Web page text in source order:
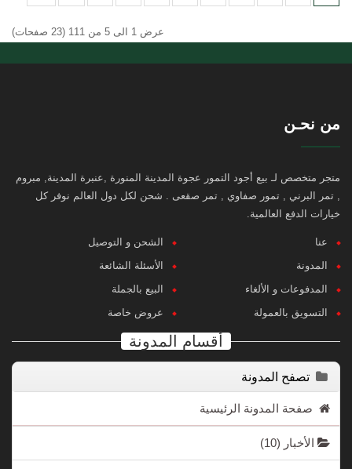
عرض 1 الى 5 من 111 (23 صفحات)
من نحـن
متجر متخصص لـ بيع أجود التمور عجوة المدينة المنورة ,عنبرة المدينة, مبروم
, تمر البرني , تمور صفاوي , تمر صقعى . شحن لكل دول العالم نوفر كل
خيارات الدفع العالمية.
عنا
الشحن و التوصيل
المدونة
الأسئلة الشائعة
المدفوعات و الألغاء
البيع بالجملة
التسويق بالعمولة
عروض خاصة
أقسام المدونة
تصفح المدونة
صفحة المدونة الرئيسية
الأخبار (10)